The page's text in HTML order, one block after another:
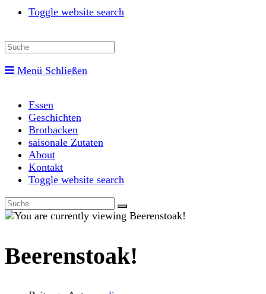
Toggle website search
Menü Schließen
Essen
Geschichten
Brotbacken
saisonale Zutaten
About
Kontakt
Toggle website search
Beerenstoak!